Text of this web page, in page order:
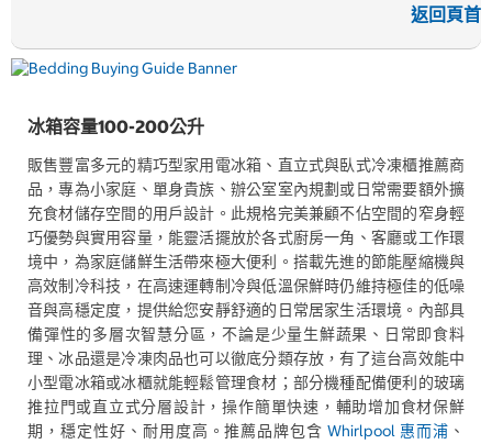
返回頁首
冰箱容量100-200公升
販售豐富多元的精巧型家用電冰箱、直立式與臥式冷凍櫃推薦商
品，專為小家庭、單身貴族、辦公室室內規劃或日常需要額外擴
充食材儲存空間的用戶設計。此規格完美兼顧不佔空間的窄身輕
巧優勢與實用容量，能靈活擺放於各式廚房一角、客廳或工作環
境中，為家庭儲鮮生活帶來極大便利。搭載先進的節能壓縮機與
高效制冷科技，在高速運轉制冷與低溫保鮮時仍維持極佳的低噪
音與高穩定度，提供給您安靜舒適的日常居家生活環境。內部具
備彈性的多層次智慧分區，不論是少量生鮮蔬果、日常即食料
理、冰品還是冷凍肉品也可以徹底分類存放，有了這台高效能中
小型電冰箱或冰櫃就能輕鬆管理食材；部分機種配備便利的玻璃
推拉門或直立式分層設計，操作簡單快速，輔助增加食材保鮮
期，穩定性好、耐用度高。推薦品牌包含Whirlpool 惠而浦 、